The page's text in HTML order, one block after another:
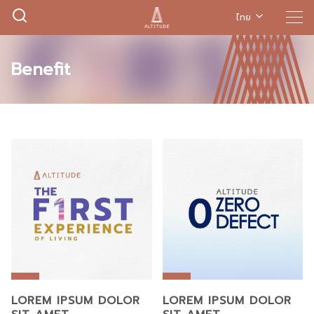
ไทย
Benefit
LOREM IPSUM DOLOR
LOREM IPSUM DOLOR